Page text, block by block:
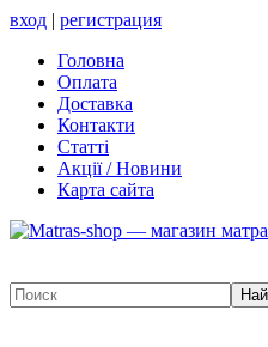
вход | регистрация
Головна
Оплата
Доставка
Контакти
Статті
Акції / Новини
Карта сайта